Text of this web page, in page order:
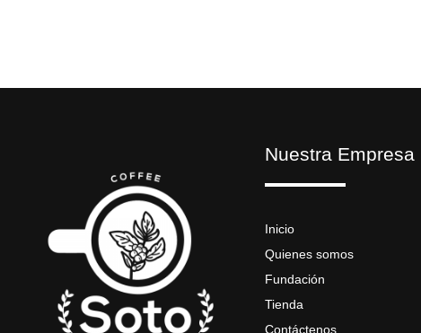
Nuestra Empresa
Inicio
Quienes somos
Fundación
Tienda
Contáctenos